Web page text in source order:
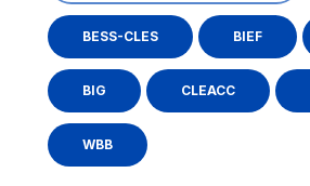
BESS-CLES BIEF
BIG CLEACC
WBB